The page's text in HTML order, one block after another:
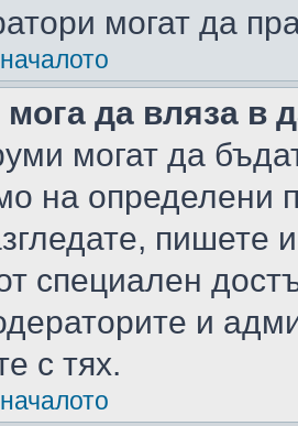
могат да
да вляза в
могат да
на определени
пишете
специален
и
с тях.